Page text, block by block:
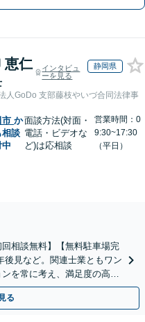
恵仁
インタビュ
ーを見る
静岡県
人GoDo 支部藤枝やいづ合同法律事
市 か
相談
中
面談方法(対面・
電話・ビデオな
ど)は応相談
営業時間：0
9:30~17:30
（平日）
相談無料】【無料駐車場完
後見など。関連士業ともワン
を常に考え、満足度の高い
る